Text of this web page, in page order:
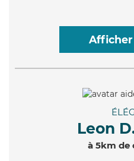
Afficher
Leon
à 5km de